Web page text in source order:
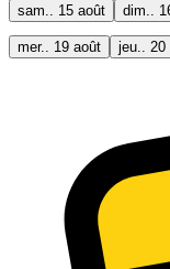
sam.. 15 août
dim..
mer.. 19 août jeu.. 20